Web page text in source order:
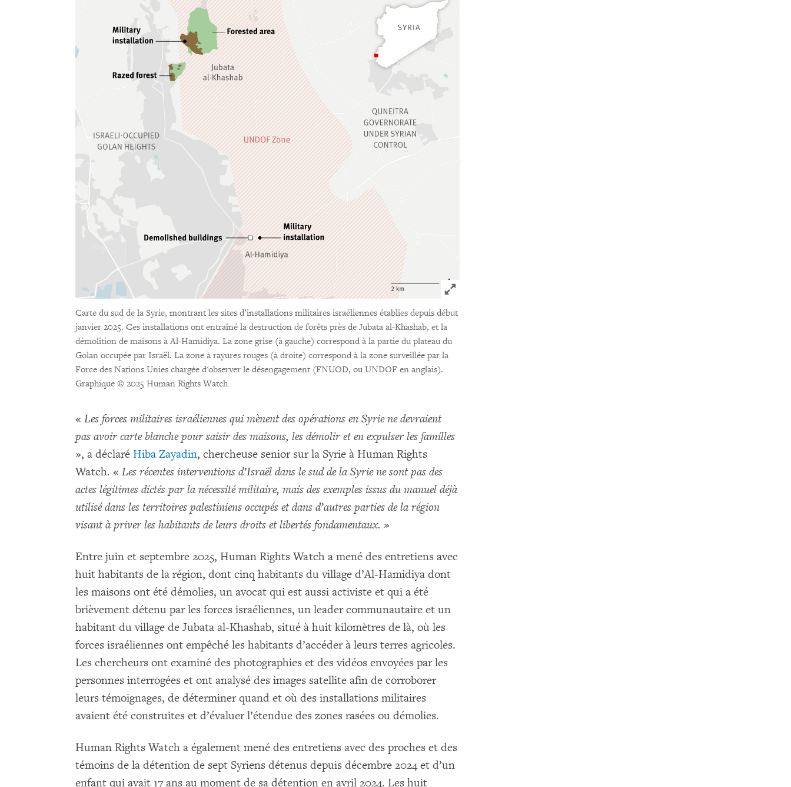
Click to expand Image
Carte du sud de la Syrie, montrant les sites d’installations militaires israéliennes établies depuis début
janvier 2025. Ces installations ont entraîné la destruction de forêts près de Jubata al-Khashab, et la
démolition de maisons à Al-Hamidiya. La zone grise (à gauche) correspond à la partie du plateau du
Golan occupée par Israël. La zone à rayures rouges (à droite) correspond à la zone surveillée par la
Force des Nations Unies chargée d'observer le désengagement (FNUOD, ou UNDOF en anglais).
Graphique © 2025 Human Rights Watch
« Les forces militaires israéliennes qui mènent des opérations en Syrie ne devraient
pas avoir carte blanche pour saisir des maisons, les démolir et en expulser les familles
», a déclaré Hiba Zayadin, chercheuse senior sur la Syrie à Human Rights
Watch. « Les récentes interventions d’Israël dans le sud de la Syrie ne sont pas des
actes légitimes dictés par la nécessité militaire, mais des exemples issus du manuel déjà
utilisé dans les territoires palestiniens occupés et dans d’autres parties de la région
visant à priver les habitants de leurs droits et libertés fondamentaux. »
Entre juin et septembre 2025, Human Rights Watch a mené des entretiens avec
huit habitants de la région, dont cinq habitants du village d’Al-Hamidiya dont
les maisons ont été démolies, un avocat qui est aussi activiste et qui a été
brièvement détenu par les forces israéliennes, un leader communautaire et un
habitant du village de Jubata al-Khashab, situé à huit kilomètres de là, où les
forces israéliennes ont empêché les habitants d’accéder à leurs terres agricoles.
Les chercheurs ont examiné des photographies et des vidéos envoyées par les
personnes interrogées et ont analysé des images satellite afin de corroborer
leurs témoignages, de déterminer quand et où des installations militaires
avaient été construites et d’évaluer l’étendue des zones rasées ou démolies.
Human Rights Watch a également mené des entretiens avec des proches et des
témoins de la détention de sept Syriens détenus depuis décembre 2024 et d’un
enfant qui avait 17 ans au moment de sa détention en avril 2024. Les huit